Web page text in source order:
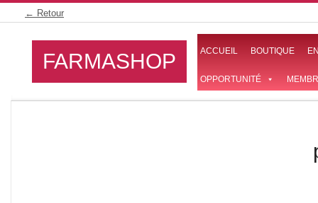
← Retour
FARMASHOP ACCUEIL BOUTIQUE
OPPORTUNITÉ